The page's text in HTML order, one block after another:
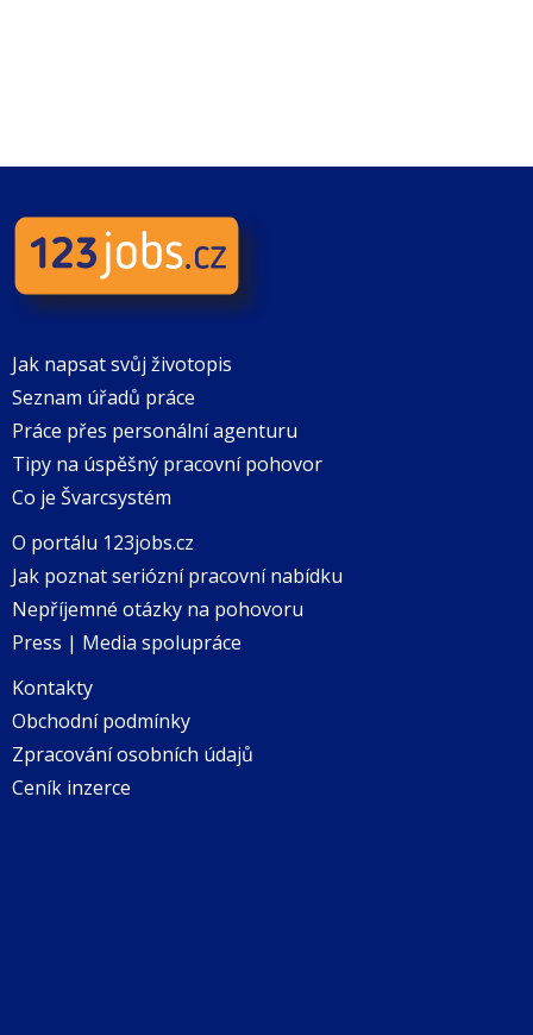
Jak napsat svůj životopis
Seznam úřadů práce
Práce přes personální agenturu
Tipy na úspěšný pracovní pohovor
Co je Švarcsystém
O portálu 123jobs.cz
Jak poznat seriózní pracovní nabídku
Nepříjemné otázky na pohovoru
Press | Media spolupráce
Kontakty
Obchodní podmínky
Zpracování osobních údajů
Ceník inzerce